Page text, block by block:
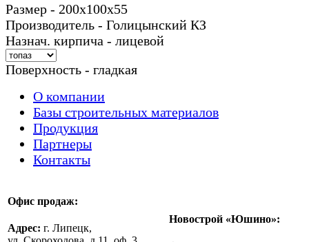
Размер - 200х100х55
Производитель - Голицынский КЗ
Назнач. кирпича - лицевой
Поверхность - гладкая
О компании
Базы строительных материалов
Продукция
Партнеры
Контакты
Офис продаж:
Адрес: г. Липецк,
Новострой «Юшино»: